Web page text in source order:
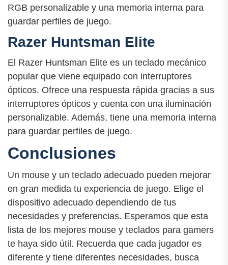
RGB personalizable y una memoria interna para
guardar perfiles de juego.
Razer Huntsman Elite
El Razer Huntsman Elite es un teclado mecánico
popular que viene equipado con interruptores
ópticos. Ofrece una respuesta rápida gracias a sus
interruptores ópticos y cuenta con una iluminación
personalizable. Además, tiene una memoria interna
para guardar perfiles de juego.
Conclusiones
Un mouse y un teclado adecuado pueden mejorar
en gran medida tu experiencia de juego. Elige el
dispositivo adecuado dependiendo de tus
necesidades y preferencias. Esperamos que esta
lista de los mejores mouse y teclados para gamers
te haya sido útil. Recuerda que cada jugador es
diferente y tiene diferentes necesidades, busca